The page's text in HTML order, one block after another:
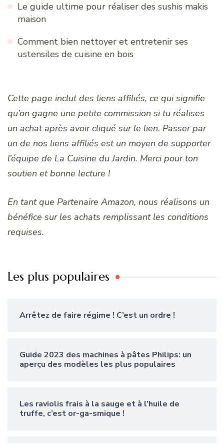
Le guide ultime pour réaliser des sushis makis
maison
Comment bien nettoyer et entretenir ses
ustensiles de cuisine en bois
Cette page inclut des liens affiliés, ce qui signifie
qu’on gagne une petite commission si tu réalises
un achat après avoir cliqué sur le lien. Passer par
un de nos liens affiliés est un moyen de supporter
l’équipe de La Cuisine du Jardin. Merci pour ton
soutien et bonne lecture !
En tant que Partenaire Amazon, nous réalisons un
bénéfice sur les achats remplissant les conditions
requises.
Les plus populaires
Arrêtez de faire régime ! C’est un ordre !
Guide 2023 des machines à pâtes Philips: un
aperçu des modèles les plus populaires
Les raviolis frais à la sauge et à l’huile de
truffe, c’est or-ga-smique !